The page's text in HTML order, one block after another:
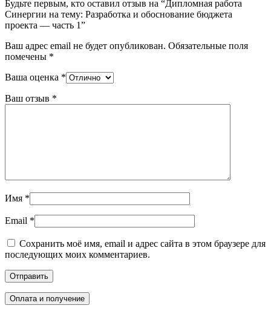
Будьте первым, кто оставил отзыв на “Дипломная работа
Синергии на тему: Разработка и обоснование бюджета
проекта — часть 1”
Ваш адрес email не будет опубликован. Обязательные поля
помечены *
Ваша оценка *
Ваш отзыв *
Имя *
Email *
Сохранить моё имя, email и адрес сайта в этом браузере для
последующих моих комментариев.
Оплата и получение